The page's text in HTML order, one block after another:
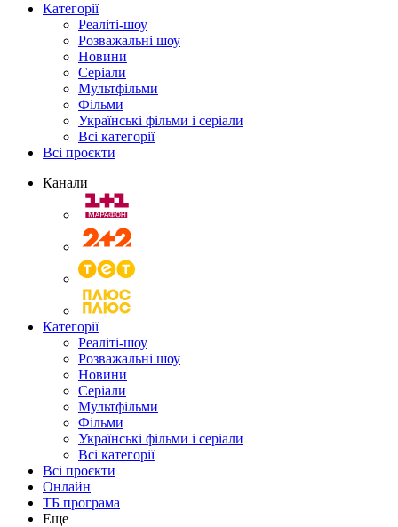
Категорії
Реаліті-шоу
Розважальні шоу
Новини
Серіали
Мультфільми
Фільми
Українські фільми і серіали
Всі категорії
Всі проєкти
Канали
Категорії
Реаліті-шоу
Розважальні шоу
Новини
Серіали
Мультфільми
Фільми
Українські фільми і серіали
Всі категорії
Всі проєкти
Онлайн
ТБ програма
Еще